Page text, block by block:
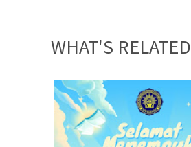
WHAT'S RELATED